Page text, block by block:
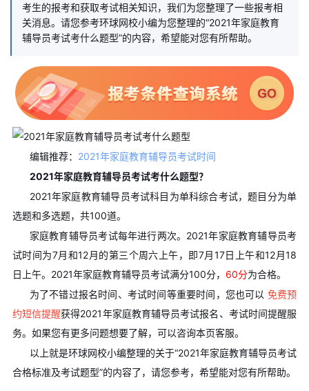
考生的报考和获取考试相关知识，我们为您整理了一些报考相
关消息。请您参考环球网校小编为您整理的“2021年家庭教育
辅导员考试考什么题型”的内容，希望能对您有所帮助。
编辑推荐： 2021年家庭教育辅导员考试时间
2021年家庭教育辅导员考试考什么题型？
2021年家庭教育辅导员考试科目为单科综合考试，题目分为单
选题和多选题，共100道。
家庭教育辅导员考试每年进行两次。2021年家庭教育辅导员考
试时间为7月和12月的第三个周六上午，即7月17日上午和12月18
日上午。2021年家庭教育辅导员考试满分100分， 60分为合格。
为了不错过报名时间、考试时间等重要时间，您也可以 免费预
约短信提醒获得2021年家庭教育辅导员考试报名、考试时间提醒服
务。如果您有更多问题想要了解，可以咨询本页客服。
以上就是环球网校小编整理的关于“2021年家庭教育辅导员考试
合格标准及考试题型”的内容了，请您参考，希望能对您有所帮助。